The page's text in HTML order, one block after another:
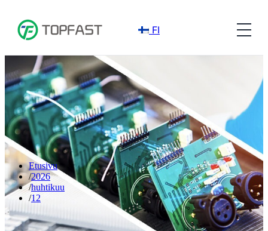
FI
Etusivu
2026
huhtikuu
12